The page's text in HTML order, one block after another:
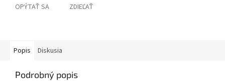
OPÝTAŤ SA ZDIEĽAŤ
Popis Diskusia
Podrobný popis